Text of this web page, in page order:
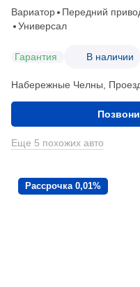
Вариатор Передний
Универсал
Гарантия В наличии
Набережные Челны,
Еще 5 похожих авто
Рассрочка 0,01%